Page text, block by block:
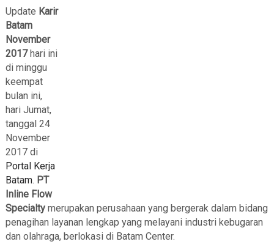
Update Karir
Batam
November
2017hari ini
di minggu
keempat
bulan ini,
hari Jumat,
tanggal 24
November
2017 di
Portal Kerja
Batam. PT
Inline Flow
Specialty merupakan perusahaan yang bergerak dalam bidang
penagihan layanan lengkap yang melayani industri kebugaran
dan olahraga, berlokasi di Batam Center.